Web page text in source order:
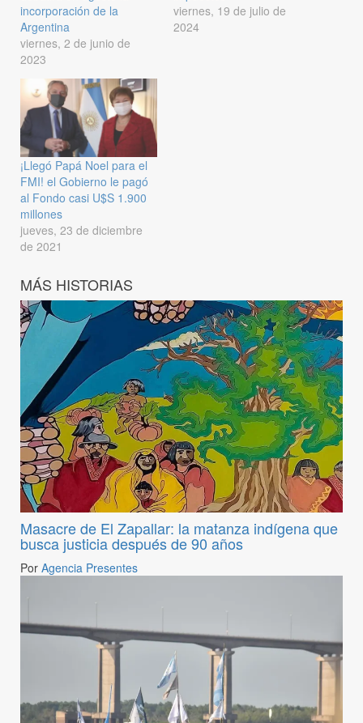
incorporación de la
Argentina
viernes, 2 de junio de
2023
viernes, 19 de julio de
2024
¡Llegó Papá Noel para el
FMI! el Gobierno le pagó
al Fondo casi U$S 1.900
millones
jueves, 23 de diciembre
de 2021
MÁS HISTORIAS
Masacre de El Zapallar: la matanza indígena que
busca justicia después de 90 años
Por Agencia Presentes